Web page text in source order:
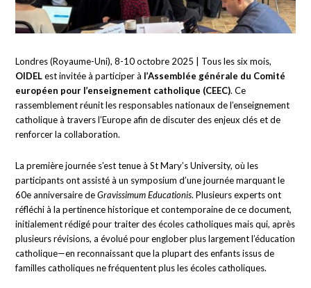
Londres (Royaume-Uni), 8-10 octobre 2025 | Tous les six mois,
OIDELest invitée à participer à l’Assemblée générale du Comité
européen pour l’enseignement catholique (CEEC). Ce
rassemblement réunit les responsables nationaux de l’enseignement
catholique à travers l’Europe afin de discuter des enjeux clés et de
renforcer la collaboration.
La première journée s’est tenue à St Mary’s University, où les
participants ont assisté à un symposium d’une journée marquant le
60e anniversaire deGravissimum Educationis. Plusieurs experts ont
réfléchi à la pertinence historique et contemporaine de ce document,
initialement rédigé pour traiter des écoles catholiques mais qui, après
plusieurs révisions, a évolué pour englober plus largement l’éducation
catholique—en reconnaissant que la plupart des enfants issus de
familles catholiques ne fréquentent plus les écoles catholiques.